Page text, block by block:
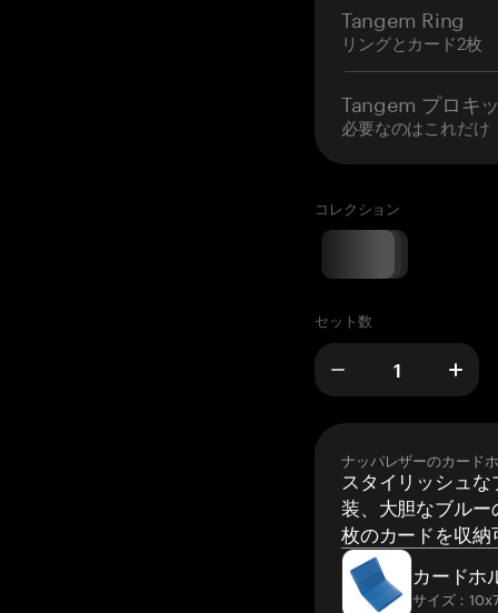
Tangem Ring
リングとカード2枚
Tangem プロキ
必要なのはこれだけ
コレクション
セット数
ナッパレザーのカード
スタイリッシュ
装、大胆なブルー
枚のカードを収納
カードホ
サイズ：